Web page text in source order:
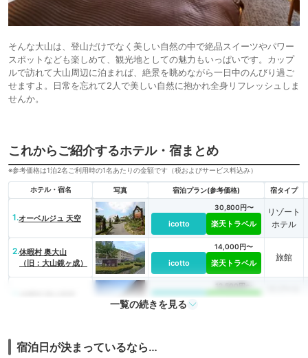
そんな大山は、登山だけでなく美しい自然の中で絶品スイーツやパワー
スポットなども楽しめて、観光地としての魅力もいっぱいです。カップ
ルで訪れて大山周辺に泊まれば、絶景を眺めながら一日中のんびり過ご
せますよ。日常を忘れて2人で美しい自然に抱かれ全身リフレッシュしま
せんか。
これからご紹介するホテル・宿まとめ
※参考価格は1泊2名ご利用時の1名あたりの金額です（税およびサービス料込み）
ホテル・宿名 写真 宿泊プラン(参考価格) 宿タイプ
1.オーベルジュ 天空
icotto
30,800円〜
楽天トラベル
リゾート
ホテル
2.休暇村 奥大山
（旧：大山鏡ヶ成）
icotto
14,000円〜
楽天トラベル
旅館
icotto
12,500円〜
一覧の続きを見る
宿泊日が決まっているなら…